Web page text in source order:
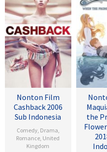
Nonton Film
Cashback 2006
Sub Indonesia
Comedy, Drama,
Romance, United
Kingdom
the